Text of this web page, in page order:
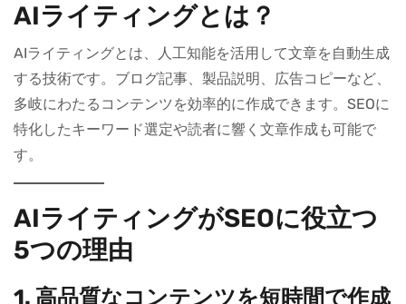
AIライティングとは？
AIライティングとは、人工知能を活用して文章を自動生成
する技術です。ブログ記事、製品説明、広告コピーなど、
多岐にわたるコンテンツを効率的に作成できます。SEOに
特化したキーワード選定や読者に響く文章作成も可能で
す。
AIライティングがSEOに役立つ
5つの理由
1. 高品質なコンテンツを短時間で作成